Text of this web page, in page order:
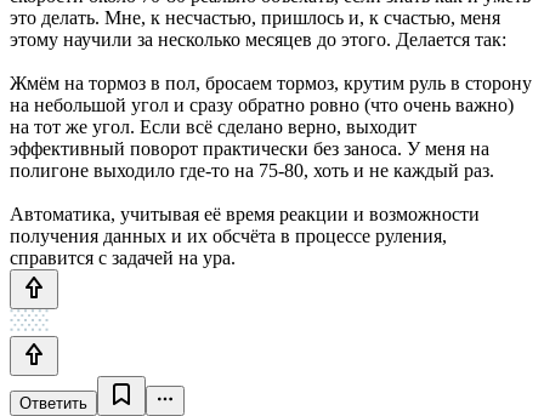
это делать. Мне, к несчастью, пришлось и, к счастью, меня
этому научили за несколько месяцев до этого. Делается так:
Жмём на тормоз в пол, бросаем тормоз, крутим руль в сторону
на небольшой угол и сразу обратно ровно (что очень важно)
на тот же угол. Если всё сделано верно, выходит
эффективный поворот практически без заноса. У меня на
полигоне выходило где-то на 75-80, хоть и не каждый раз.
Автоматика, учитывая её время реакции и возможности
получения данных и их обсчёта в процессе руления,
справится с задачей на ура.
Ответить